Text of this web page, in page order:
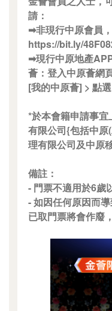
請：
➡非現行中原會員
https://bit.ly/
➡現行中原地產
薈：登入中原薈網
[我的中原薈] > 點
*於本會籍申請事
有限公司{包括中
理有限公司及中原
備註：
- 門票不適用於6歲
- 如因任何原因而
已取門票將會作廢